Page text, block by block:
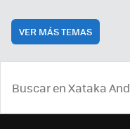
VER MÁS TEMAS